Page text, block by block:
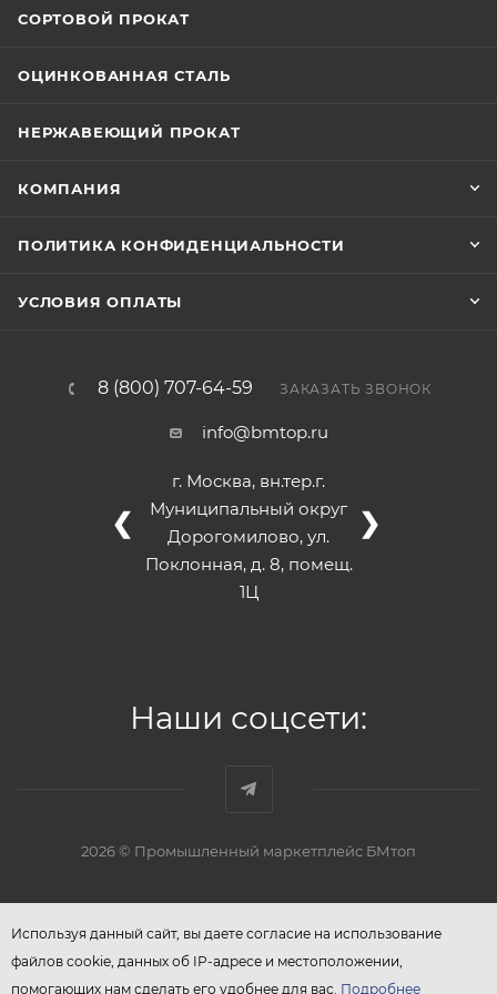
СОРТОВОЙ ПРОКАТ
ОЦИНКОВАННАЯ СТАЛЬ
НЕРЖАВЕЮЩИЙ ПРОКАТ
КОМПАНИЯ
ПОЛИТИКА КОНФИДЕНЦИАЛЬНОСТИ
УСЛОВИЯ ОПЛАТЫ
8 (800) 707-64-59 ЗАКАЗАТЬ ЗВОНОК
info@bmtop.ru
г. Москва, вн.тер.г.
Муниципальный округ
Дорогомилово, ул.
Поклонная, д. 8, помещ.
1Ц
❮ ❯
Наши соцсети:
2026 © Промышленный маркетплейс БМтоп
Используя данный сайт, вы даете согласие на использование
файлов cookie, данных об IP-адресе и местоположении,
помогающих нам сделать его удобнее для вас. Подробнее